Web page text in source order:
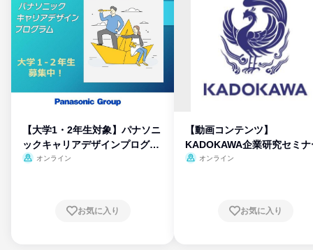
【大学1・2年生対象】パナソニ
ックキャリアデザインプログラ
ム
オンライン
お気に入り
【動画コンテンツ】
KADOKAWA企業研究セミナ
オンライン
お気に入り